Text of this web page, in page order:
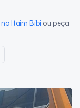
no Itaim Bibi ou peça